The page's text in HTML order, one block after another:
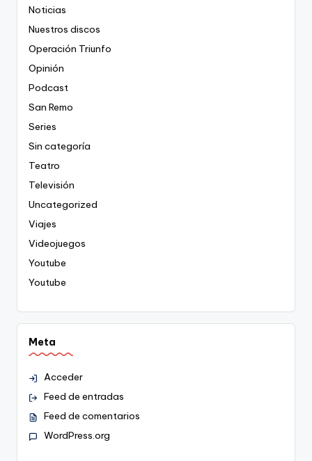
Noticias
Nuestros discos
Operación Triunfo
Opinión
Podcast
San Remo
Series
Sin categoría
Teatro
Televisión
Uncategorized
Viajes
Videojuegos
Youtube
Youtube
Meta
Acceder
Feed de entradas
Feed de comentarios
WordPress.org